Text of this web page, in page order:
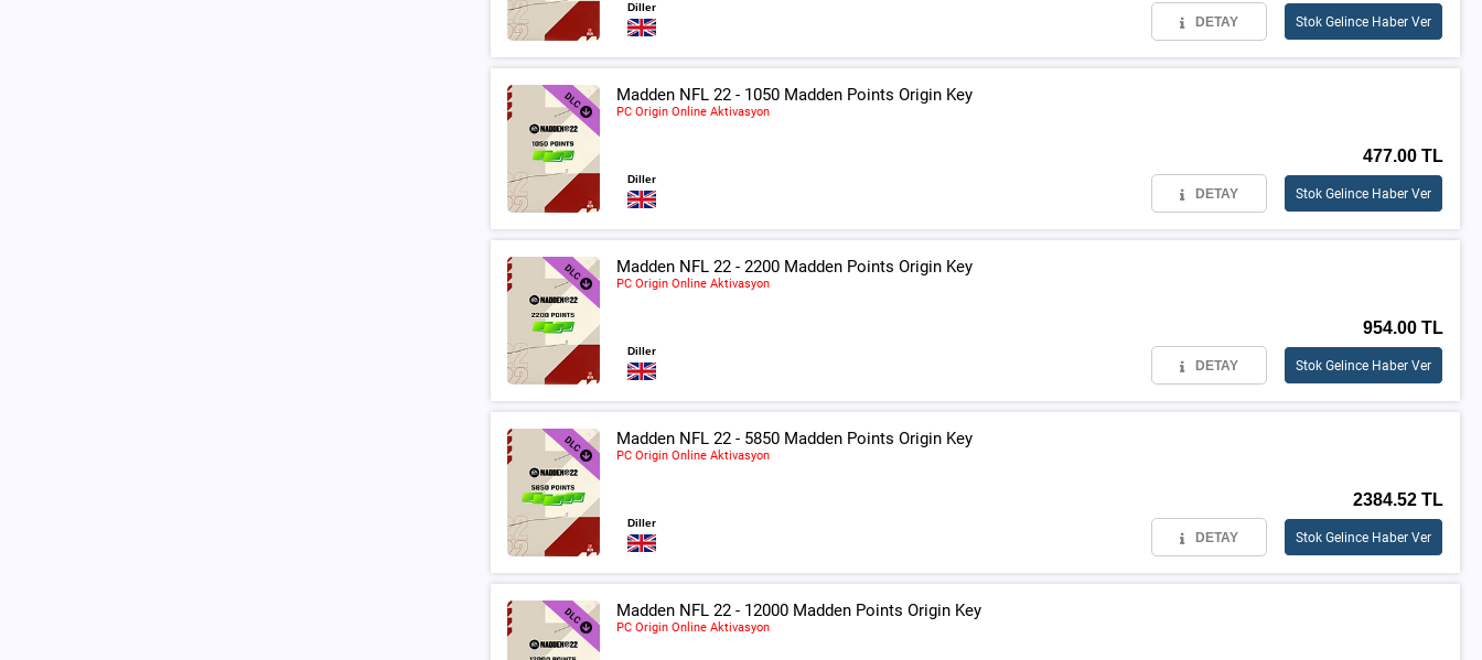
Diller
DETAY Stok Gelince Haber Ver
Madden NFL 22 - 1050 Madden Points Origin Key
PC Origin Online Aktivasyon
Diller
477.00 TL
DETAY Stok Gelince Haber Ver
Madden NFL 22 - 2200 Madden Points Origin Key
PC Origin Online Aktivasyon
Diller
954.00 TL
DETAY Stok Gelince Haber Ver
Madden NFL 22 - 5850 Madden Points Origin Key
PC Origin Online Aktivasyon
Diller
2384.52 TL
DETAY Stok Gelince Haber Ver
Madden NFL 22 - 12000 Madden Points Origin Key
PC Origin Online Aktivasyon